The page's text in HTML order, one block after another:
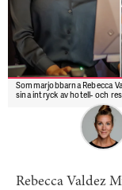
Sommarjobbarna Rebecca
sina intryck av hotell- och
Rebecca Valdez